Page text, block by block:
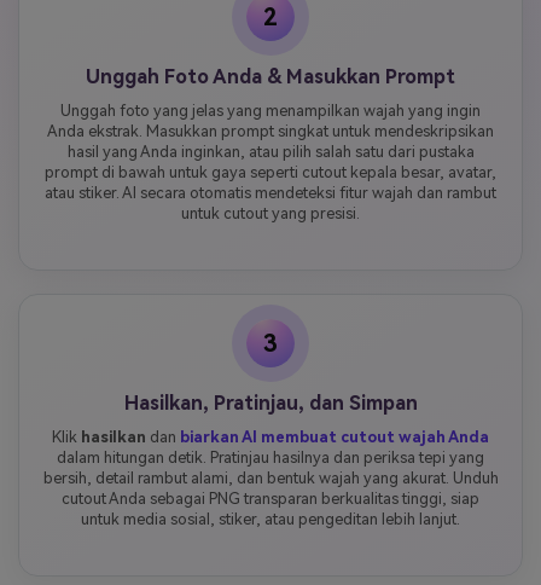
2
Unggah Foto Anda & Masukkan Prompt
Unggah foto yang jelas yang menampilkan wajah yang ingin
Anda ekstrak. Masukkan prompt singkat untuk mendeskripsikan
hasil yang Anda inginkan, atau pilih salah satu dari pustaka
prompt di bawah untuk gaya seperti cutout kepala besar, avatar,
atau stiker. AI secara otomatis mendeteksi fitur wajah dan rambut
untuk cutout yang presisi.
3
Hasilkan, Pratinjau, dan Simpan
Klik hasilkan dan biarkan AI membuat cutout wajah Anda
dalam hitungan detik. Pratinjau hasilnya dan periksa tepi yang
bersih, detail rambut alami, dan bentuk wajah yang akurat. Unduh
cutout Anda sebagai PNG transparan berkualitas tinggi, siap
untuk media sosial, stiker, atau pengeditan lebih lanjut.